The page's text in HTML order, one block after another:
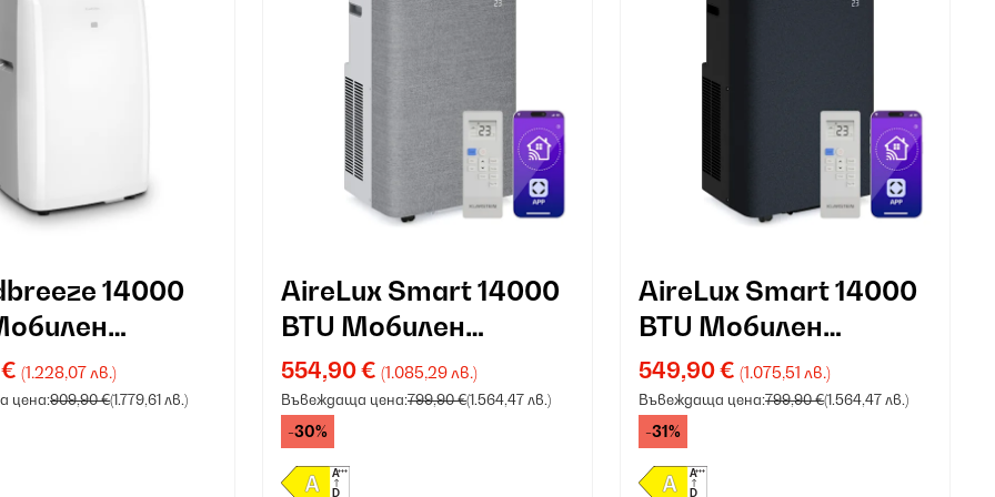
14000
Бяло
(1.228,07 лв.)
цена:909,90 €(1.779,61 лв.)
AireLux Smart 14000
BTU Мобилен
климатик Сив
554,90 € (1.085,29 лв.)
Въвеждаща цена:799,90 €(1.564,47 лв.)
-30%
AireLux Smart 14000
BTU Мобилен
климатик Тъмно
сиво
549,90 € (1.075,51 лв.)
Въвеждаща цена:799,90 €(1.564,47 лв.)
-31%